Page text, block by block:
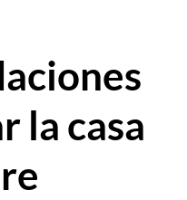
la casa